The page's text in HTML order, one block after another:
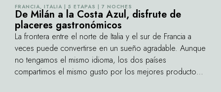
FRANCIA, ITALIA | 5 ETAPAS | 7 NOCHES
De Milán a la Costa Azul, disfrute de
placeres gastronómicos
La frontera entre el norte de Italia y el sur de Francia a
veces puede convertirse en un sueño agradable. Aunque
no tengamos el mismo idioma, los dos países
compartimos el mismo gusto por los mejores productos.